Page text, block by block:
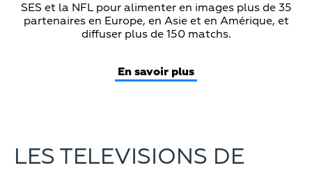
Text
SES et la NFL pour alimenter en images plus de 35
partenaires en Europe, en Asie et en Amérique, et
diffuser plus de 150 matchs.
En savoir plus
LES TELEVISIONS DE